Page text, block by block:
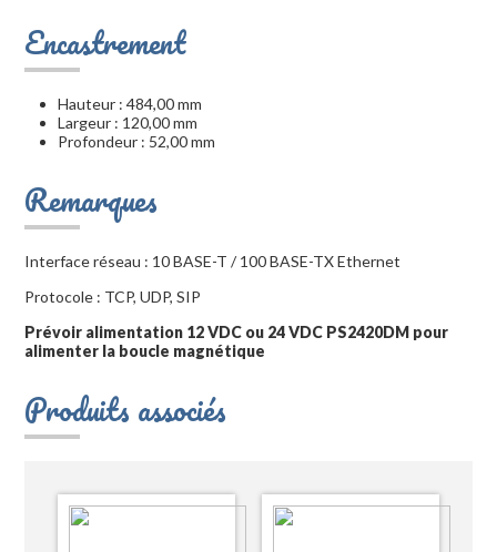
Encastrement
Hauteur : 484,00 mm
Largeur : 120,00 mm
Profondeur : 52,00 mm
Remarques
Interface réseau : 10 BASE-T / 100 BASE-TX Ethernet
Protocole : TCP, UDP, SIP
Prévoir alimentation 12 VDC ou 24 VDC PS2420DM pour
alimenter la boucle magnétique
Produits associés